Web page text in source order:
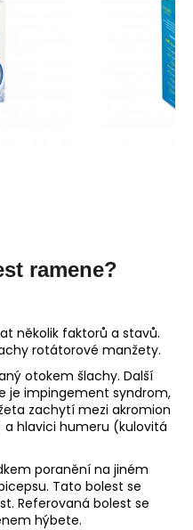
ramene?
několik faktorů a stavů.
rotátorové manžety.
otokem šlachy. Další
je impingement syndrom,
zachytí mezi akromion
a hlavici humeru (kulovitá
poranění na jiném
Tato bolest se
Referovaná bolest se
hýbete.